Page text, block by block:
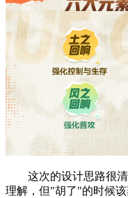
这次的设计思路很清
理解，但"胡了"的时候